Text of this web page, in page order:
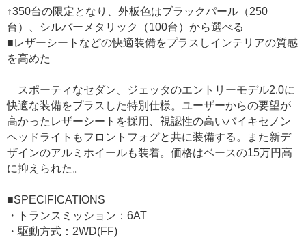
↑350台の限定となり、外板色はブラックパール（250
台）、シルバーメタリック（100台）から選べる
■レザーシートなどの快適装備をプラスしインテリアの質感
を高めた
スポーティなセダン、ジェッタのエントリーモデル2.0に
快適な装備をプラスした特別仕様。ユーザーからの要望が
高かったレザーシートを採用、視認性の高いバイキセノン
ヘッドライトもフロントフォグと共に装備する。また新デ
ザインのアルミホイールも装着。価格はベースの15万円高
に抑えられた。
■SPECIFICATIONS
・トランスミッション：6AT
・駆動方式：2WD(FF)